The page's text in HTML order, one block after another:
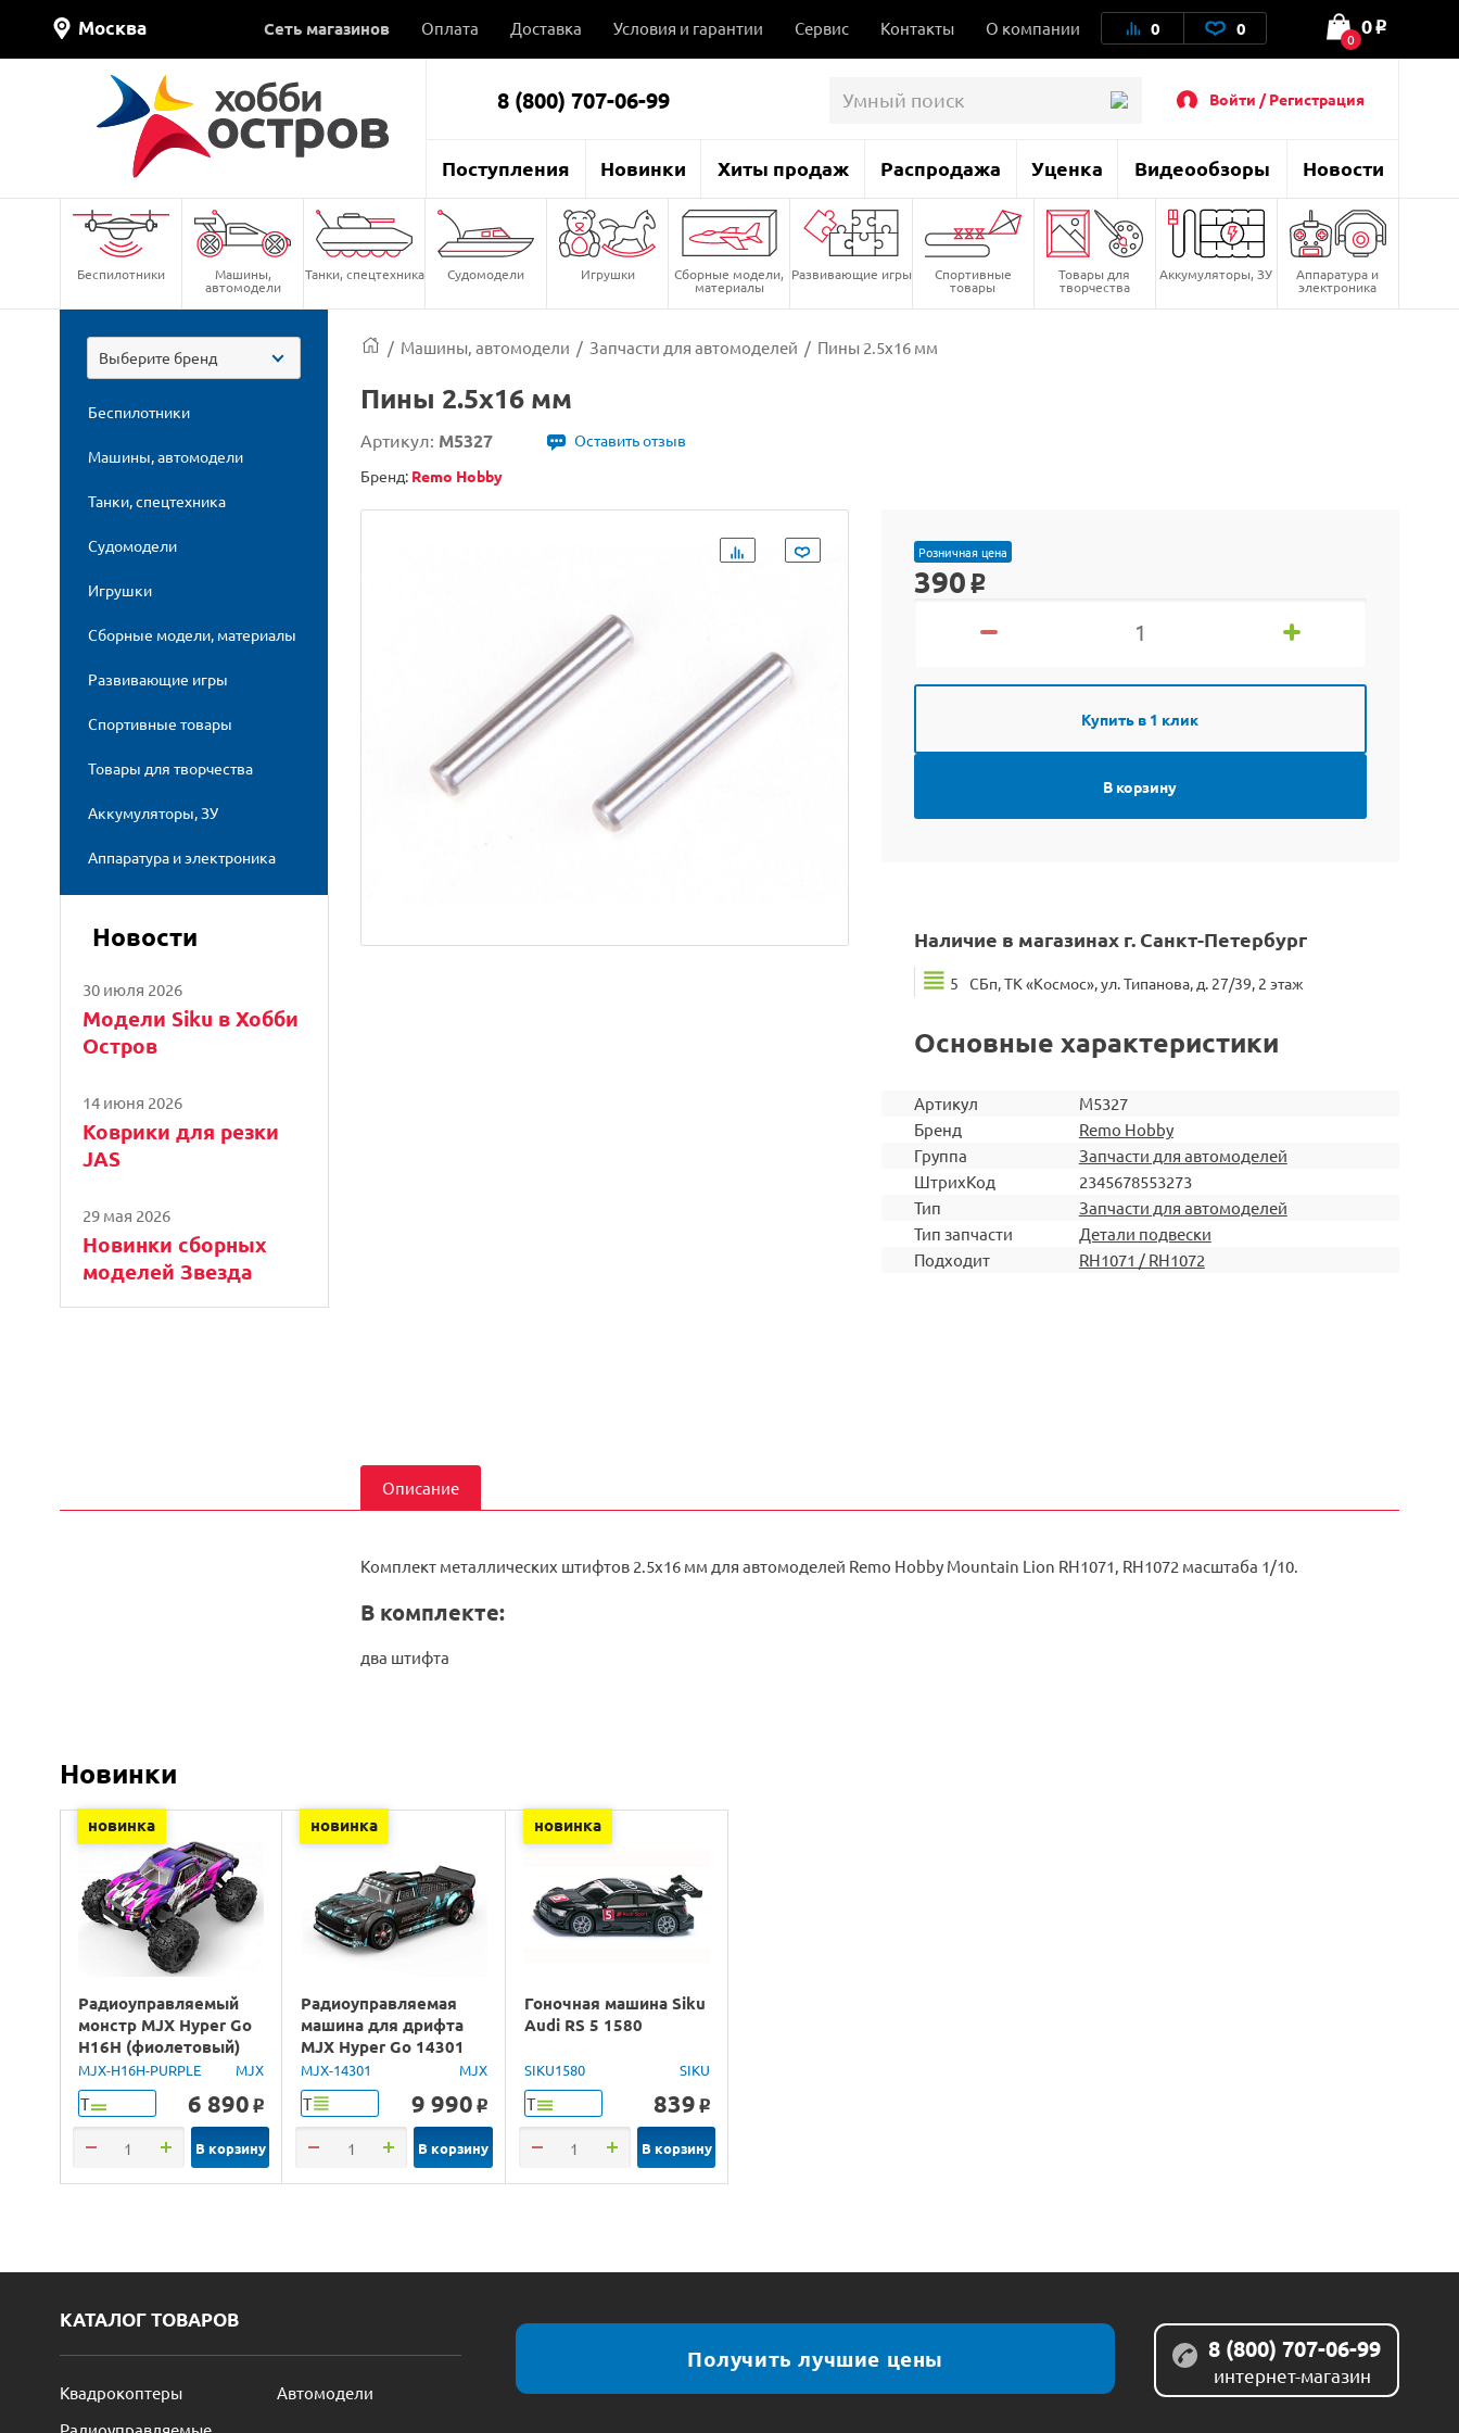
Москва Сеть магазинов Оплата Доставка Условия и гарантии Сервис Контакты О компании 0 0 0
0 o
8 (800) 707-06-99 Войти / Регистрация
Поступления Новинки Хиты продаж Распродажа Уценка Видеообзоры Новости
Беспилотники Машины,
автомодели
Танки, спецтехника Судомодели Игрушки Сборные модели,
материалы
Развивающие игры Спортивные
товары
Товары для
творчества
Аккумуляторы, ЗУ Аппаратура и
электроника
Выберите бренд
Беспилотники
Машины, автомодели
Танки, спецтехника
Судомодели
Игрушки
Сборные модели, материалы
Развивающие игры
Спортивные товары
Товары для творчества
Аккумуляторы, ЗУ
Аппаратура и электроника
Новости
30 июля 2026
Модели Siku в Хобби
Остров
14 июня 2026
Коврики для резки
JAS
29 мая 2026
Новинки сборных
моделей Звезда
/ Машины, автомодели / Запчасти для автомоделей / Пины 2.5x16 мм
Пины 2.5x16 мм
Артикул: M5327
Оставить отзыв
Бренд: Remo Hobby
Розничная цена
390 o
Купить в 1 клик
В корзину
Наличие в магазинах г. Санкт-Петербург
5 СБп, ТК «Космос», ул. Типанова, д. 27/39, 2 этаж
Основные характеристики
Артикул
M5327
Бренд
Remo Hobby
Группа
Запчасти для автомоделей
ШтрихКод
2345678553273
Тип
Запчасти для автомоделей
Тип запчасти
Детали подвески
Подходит
RH1071 / RH1072
Описание
Комплект металлических штифтов 2.5х16 мм для автомоделей Remo Hobby Mountain Lion RH1071, RH1072 масштаба 1/10.
В комплекте:
два штифта
Новинки
новинка
Радиоуправляемый
монстр MJX Hyper Go
H16H (фиолетовый)
4WD 2.4G LED GPS
1/16 RTR
MJX-H16H-PURPLE MJX
Т 6 890 o
В корзину
новинка
Радиоуправляемая
машина для дрифта
MJX Hyper Go 14301
Brushless 4WD 2.4G
LED 1/14 RTR
MJX-14301 MJX
Т 9 990 o
В корзину
новинка
Гоночная машина Siku
Audi RS 5 1580
SIKU1580 SIKU
Т 839 o
В корзину
КАТАЛОГ ТОВАРОВ
Квадрокоптеры
Автомодели
Получить лучшие цены 8 (800) 707-06-99
интернет-магазин